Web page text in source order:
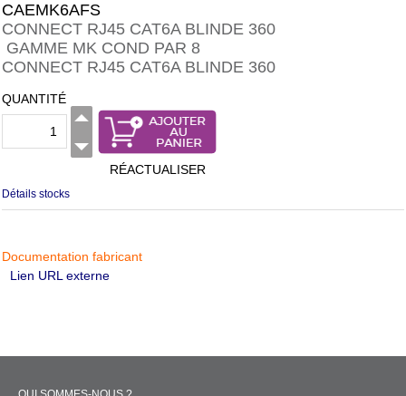
CAEMK6AFS
CONNECT RJ45 CAT6A BLINDE 360
GAMME MK COND PAR 8
CONNECT RJ45 CAT6A BLINDE 360
QUANTITÉ
RÉACTUALISER
Détails stocks
Documentation fabricant
Lien URL externe